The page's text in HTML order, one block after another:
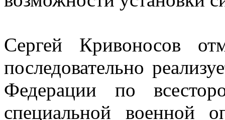
Сергей Кривоносов
последовательно
Федерации по
специальной военной